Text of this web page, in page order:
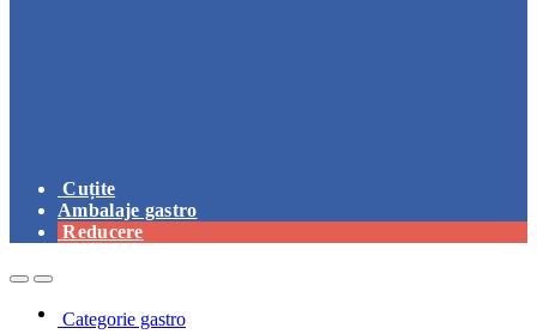
Cuțite
Ambalaje gastro
Reducere
OpenClose
Categorie gastro